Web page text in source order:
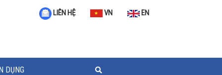
LIÊN HỆ VN EN
DỤNG